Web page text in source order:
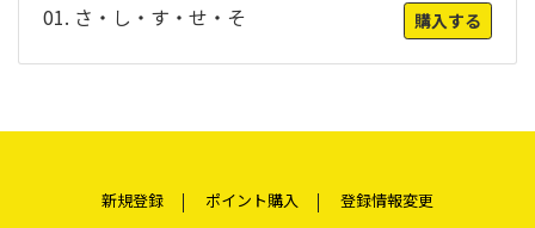
01. さ・し・す・せ・そ 購入する
新規登録 ポイント購入
登録情報変更